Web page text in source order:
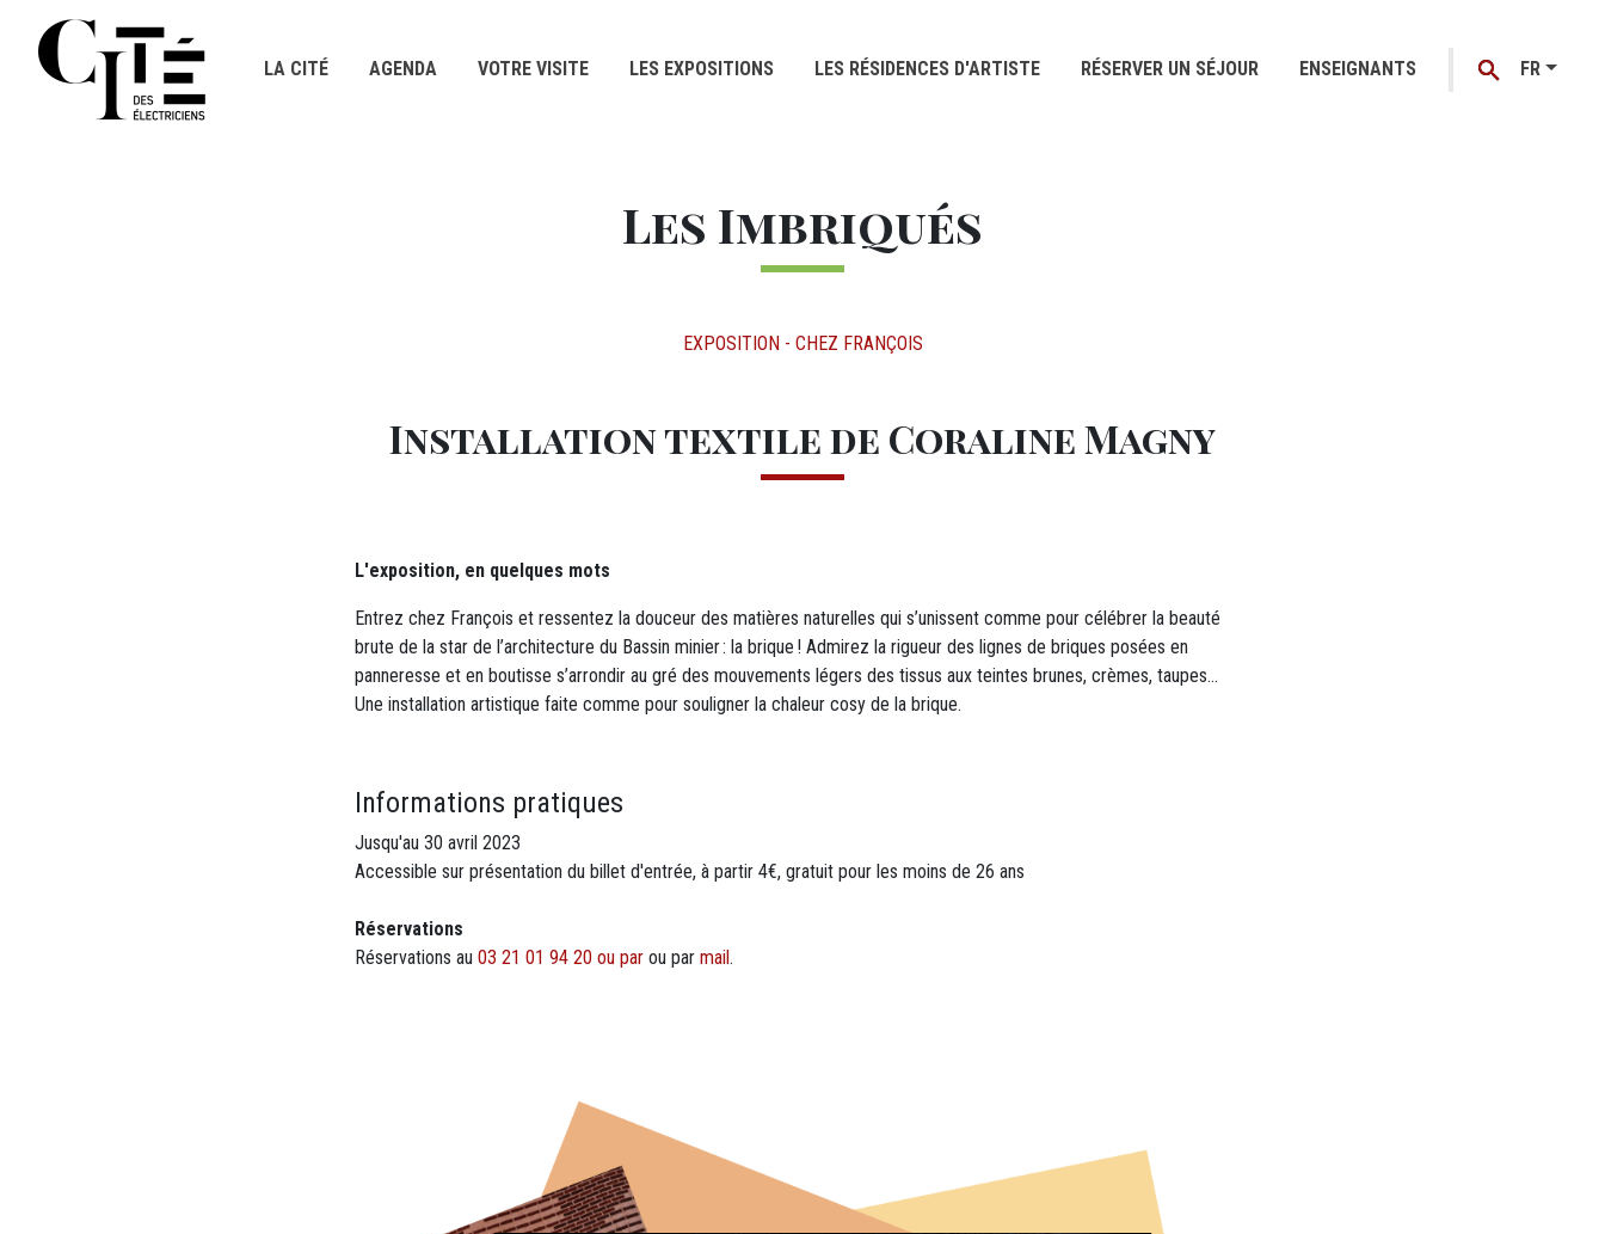
LA CITÉ AGENDA VOTRE VISITE LES EXPOSITIONS LES RÉSIDENCES D'ARTISTE RÉSERVER UN SÉJOUR ENSEIGNANTS FR
Les Imbriqués
EXPOSITION - CHEZ FRANÇOIS
Installation textile de Coraline Magny
L'exposition, en quelques mots
Entrez chez François et ressentez la douceur des matières naturelles qui s’unissent comme pour célébrer la beauté
brute de la star de l’architecture du Bassin minier : la brique ! Admirez la rigueur des lignes de briques posées en
panneresse et en boutisse s’arrondir au gré des mouvements légers des tissus aux teintes brunes, crèmes, taupes…
Une installation artistique faite comme pour souligner la chaleur cosy de la brique.
Informations pratiques
Jusqu'au 30 avril 2023
Accessible sur présentation du billet d'entrée, à partir 4€, gratuit pour les moins de 26 ans
Réservations
Réservations au 03 21 01 94 20 ou par ou par mail.
Panneau de gestion des cookies